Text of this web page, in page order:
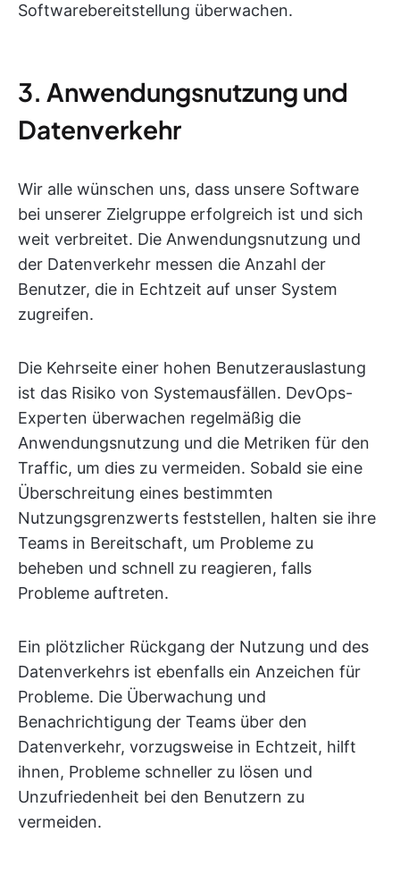
Softwarebereitstellung überwachen.
3. Anwendungsnutzung und
Datenverkehr
Wir alle wünschen uns, dass unsere Software
bei unserer Zielgruppe erfolgreich ist und sich
weit verbreitet. Die Anwendungsnutzung und
der Datenverkehr messen die Anzahl der
Benutzer, die in Echtzeit auf unser System
zugreifen.
Die Kehrseite einer hohen Benutzerauslastung
ist das Risiko von Systemausfällen. DevOps-
Experten überwachen regelmäßig die
Anwendungsnutzung und die Metriken für den
Traffic, um dies zu vermeiden. Sobald sie eine
Überschreitung eines bestimmten
Nutzungsgrenzwerts feststellen, halten sie ihre
Teams in Bereitschaft, um Probleme zu
beheben und schnell zu reagieren, falls
Probleme auftreten.
Ein plötzlicher Rückgang der Nutzung und des
Datenverkehrs ist ebenfalls ein Anzeichen für
Probleme. Die Überwachung und
Benachrichtigung der Teams über den
Datenverkehr, vorzugsweise in Echtzeit, hilft
ihnen, Probleme schneller zu lösen und
Unzufriedenheit bei den Benutzern zu
vermeiden.